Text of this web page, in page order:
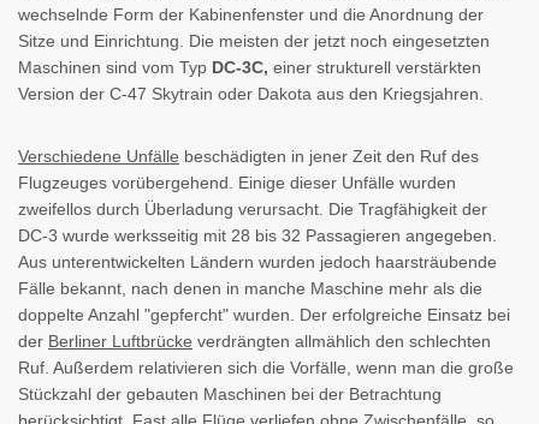
wechselnde Form der Kabinenfenster und die Anordnung der
Sitze und Einrichtung. Die meisten der jetzt noch eingesetzten
Maschinen sind vom Typ DC-3C, einer strukturell verstärkten
Version der C-47 Skytrain oder Dakota aus den Kriegsjahren.
Verschiedene Unfälle beschädigten in jener Zeit den Ruf des
Flugzeuges vorübergehend. Einige dieser Unfälle wurden
zweifellos durch Überladung verursacht. Die Tragfähigkeit der
DC-3 wurde werksseitig mit 28 bis 32 Passagieren angegeben.
Aus unterentwickelten Ländern wurden jedoch haarsträubende
Fälle bekannt, nach denen in manche Maschine mehr als die
doppelte Anzahl "gepfercht" wurden. Der erfolgreiche Einsatz bei
der Berliner Luftbrücke verdrängten allmählich den schlechten
Ruf. Außerdem relativieren sich die Vorfälle, wenn man die große
Stückzahl der gebauten Maschinen bei der Betrachtung